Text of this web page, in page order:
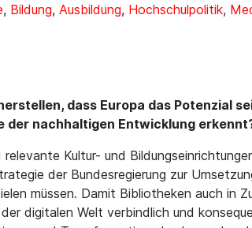
, Bildung, Ausbildung, Hochschulpolitik,
dass Europa das Potenzial
der nachhaltigen Entwicklung
relevante Kultur- und
der Bundesregierung zur
müssen. Damit Bibliotheken auch in
digitalen Welt verbindlich und